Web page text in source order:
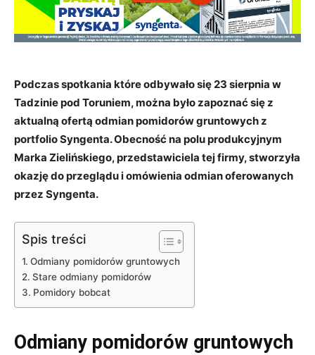
Podczas spotkania które odbywało się 23 sierpnia w
Tadzinie pod Toruniem, można było zapoznać się z
aktualną ofertą odmian pomidorów gruntowych z
portfolio Syngenta. Obecność na polu produkcyjnym
Marka Zielińskiego, przedstawiciela tej firmy, stworzyła
okazję do przeglądu i omówienia odmian oferowanych
przez Syngenta.
Spis treści
Odmiany pomidorów gruntowych
Stare odmiany pomidorów
Pomidory bobcat
Odmiany pomidorów gruntowych